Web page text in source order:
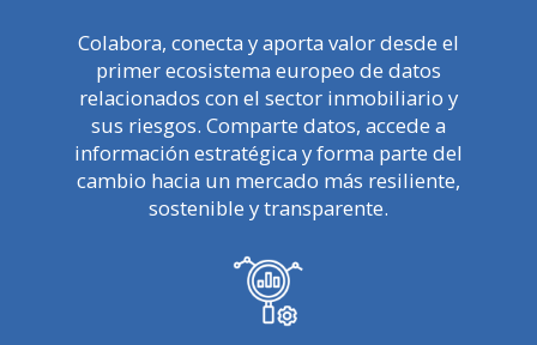
Colabora, conecta y aporta valor desde el
primer ecosistema europeo de datos
relacionados con el sector inmobiliario y
sus riesgos. Comparte datos, accede a
información estratégica y forma parte del
cambio hacia un mercado más resiliente,
sostenible y transparente.